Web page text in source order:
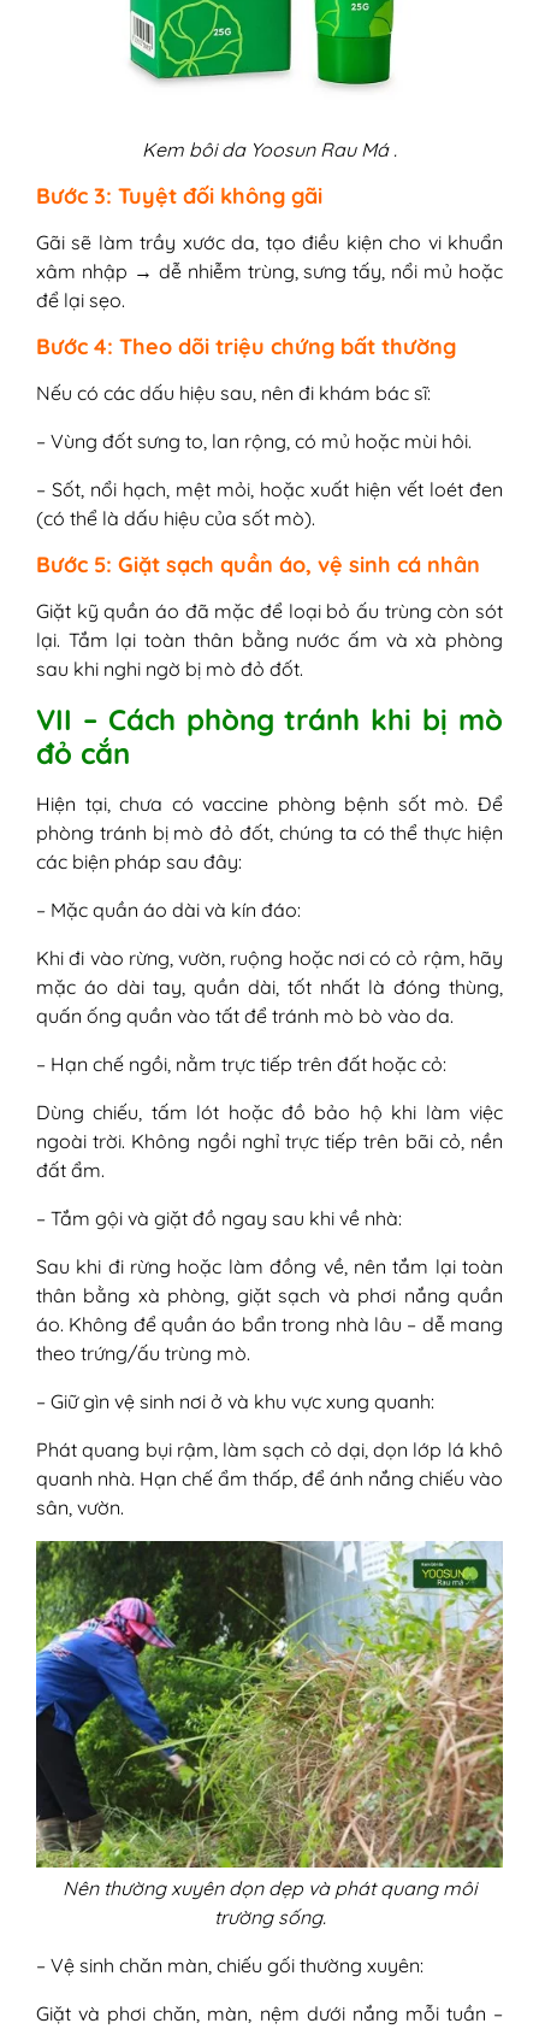
Kem bôi da Yoosun Rau Má .
Bước 3: Tuyệt đối không gãi
Gãi sẽ làm trầy xước da, tạo điều kiện cho vi khuẩn
xâm nhập → dễ nhiễm trùng, sưng tấy, nổi mủ hoặc
để lại sẹo.
Bước 4: Theo dõi triệu chứng bất thường
Nếu có các dấu hiệu sau, nên đi khám bác sĩ:
– Vùng đốt sưng to, lan rộng, có mủ hoặc mùi hôi.
– Sốt, nổi hạch, mệt mỏi, hoặc xuất hiện vết loét đen
(có thể là dấu hiệu của sốt mò).
Bước 5: Giặt sạch quần áo, vệ sinh cá nhân
Giặt kỹ quần áo đã mặc để loại bỏ ấu trùng còn sót
lại. Tắm lại toàn thân bằng nước ấm và xà phòng
sau khi nghi ngờ bị mò đỏ đốt.
VII – Cách phòng tránh khi bị mò
đỏ cắn
Hiện tại, chưa có vaccine phòng bệnh sốt mò. Để
phòng tránh bị mò đỏ đốt, chúng ta có thể thực hiện
các biện pháp sau đây:
– Mặc quần áo dài và kín đáo:
Khi đi vào rừng, vườn, ruộng hoặc nơi có cỏ rậm, hãy
mặc áo dài tay, quần dài, tốt nhất là đóng thùng,
quấn ống quần vào tất để tránh mò bò vào da.
– Hạn chế ngồi, nằm trực tiếp trên đất hoặc cỏ:
Dùng chiếu, tấm lót hoặc đồ bảo hộ khi làm việc
ngoài trời. Không ngồi nghỉ trực tiếp trên bãi cỏ, nền
đất ẩm.
– Tắm gội và giặt đồ ngay sau khi về nhà:
Sau khi đi rừng hoặc làm đồng về, nên tắm lại toàn
thân bằng xà phòng, giặt sạch và phơi nắng quần
áo. Không để quần áo bẩn trong nhà lâu – dễ mang
theo trứng/ấu trùng mò.
– Giữ gìn vệ sinh nơi ở và khu vực xung quanh:
Phát quang bụi rậm, làm sạch cỏ dại, dọn lớp lá khô
quanh nhà. Hạn chế ẩm thấp, để ánh nắng chiếu vào
sân, vườn.
Nên thường xuyên dọn dẹp và phát quang môi
trường sống.
– Vệ sinh chăn màn, chiếu gối thường xuyên:
Giặt và phơi chăn, màn, nệm dưới nắng mỗi tuần –